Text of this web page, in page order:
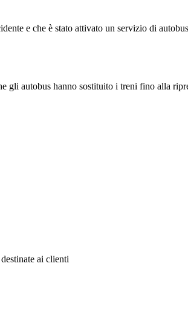
e che è stato attivato un servizio di
gli autobus hanno sostituito i treni fino alla
ai clienti